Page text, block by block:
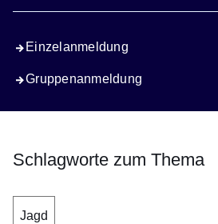
Einzelanmeldung
Gruppenanmeldung
Schlagworte zum Thema
Jagd